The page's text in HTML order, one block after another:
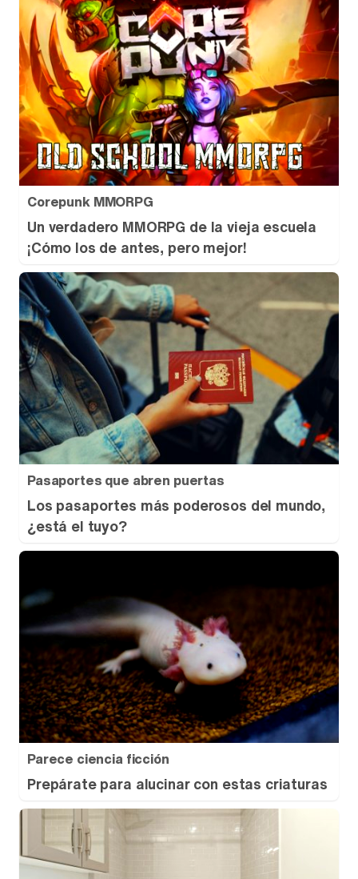
Tráiler de '33 días', la nueva serie de Atresplayer con Julián Villagrán y José Manuel Poga
Tráiler en catalán de 'Ravalear', la nueva serie de HBO Max sobre los fondos buitre
Canción ganadora de Eurovisión 2026: DARA con "Bangaranga" por Bulgaria
Corepunk MMORPG
Un verdadero MMORPG de la vieja escuela
¡Cómo los de antes, pero mejor!
Pasaportes que abren puertas
Los pasaportes más poderosos del mundo,
¿está el tuyo?
Parece ciencia ficción
Prepárate para alucinar con estas criaturas